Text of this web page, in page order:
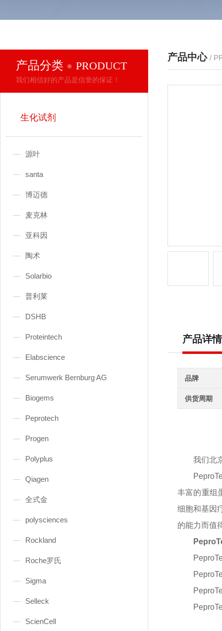
产品分类 PRODUCT
我们相信好的产品是信誉的保证！
生化试剂
源叶
santa
博迈德
麦克林
亚科因
陶术
Solarbio
普利莱
DSHB
Proteintech
Elabscience
Serumwerk Bernburg AG
Biogems
Peprotech
Progen
Polyplus
Qiagen
全式金
polysciences
Rockland
Roche罗氏
Sigma
Selleck
ScienCell
产品中心 /
产品详情
品牌
供货周期
我们北
丰富的重组
细胞和基因
的能力而值